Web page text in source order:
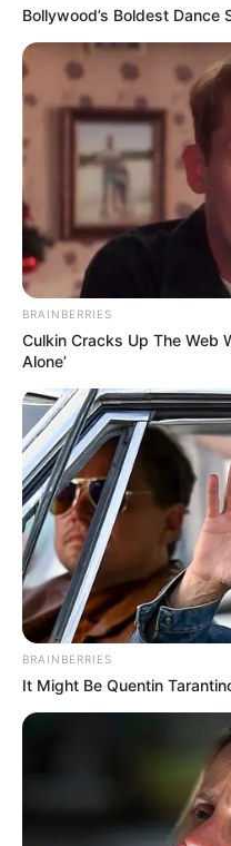
เนื้อ ระบบในช่องท้อ
เกณฑ์ที่ดี
เพื่อความราบรื่นใ
ช่วยคนที่เดือดร้อน
สวดมนต์ขอพรหลว
และสวดบูชาพระปร
ประจำตัว ขอพรให้ทุ
คำพยากรณ์นี้เป็นเพียงส่
พยากรณ์คำทำนายจากกา
รามเกียรติ์ เคล็ดวิธีเสริ
ขอกล่าวไว้เป็นข้อคิดข้อระ
แนวทางปฏิบัติให้ชีวิตมีค
ความโชคดีอยู่กับทุกคน
ดูดวง อ.คฑา ชินบั
Bollywood’s Boldest Dance
BRAINBERRIES
Culkin Cracks Up The Web
Alone’
BRAINBERRIES
It Might Be Quentin